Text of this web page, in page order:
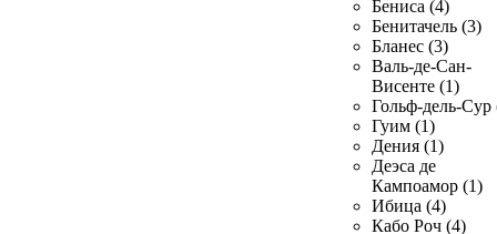
Бениса (4)
Бенитачель (3)
Бланес (3)
Валь-де-Сан-
Висенте (1)
Гольф-дель-Сур
Гуим (1)
Дения (1)
Деэса де
Кампоамор (1)
Ибица (4)
Кабо Роч (4)